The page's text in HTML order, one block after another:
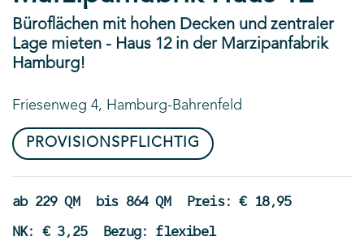
Büroflächen mit hohen Decken und zentraler
Lage mieten - Haus 12 in der Marzipanfabrik
Hamburg!
Friesenweg 4, Hamburg-Bahrenfeld
PROVISIONSPFLICHTIG
ab 229 QM bis 864 QM
Preis: € 18,95
NK: € 3,25
Bezug: flexibel